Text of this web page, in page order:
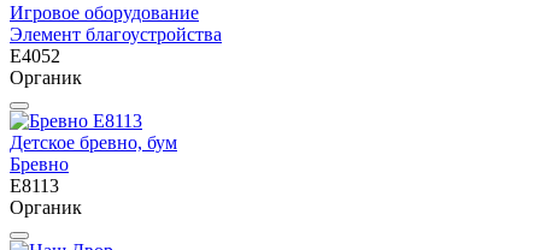
Игровое оборудование
Элемент благоустройства
E4052
Органик
Детское бревно, бум
Бревно
E8113
Органик